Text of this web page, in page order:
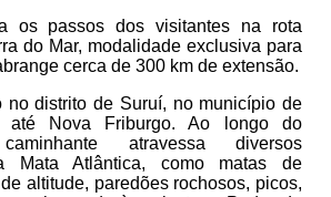
os passos dos visitantes na rota
do Mar, modalidade exclusiva para
cerca de 300 km de extensão.
no distrito de Suruí, no município de
até Nova Friburgo. Ao longo do
atravessa diversos
Mata Atlântica, como matas de
altitude, paredões rochosos, picos,